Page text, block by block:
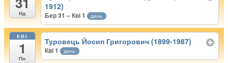
Нд
1912)
Бер 31 – Кві 1 день
КВІ
1
Пн
Туровець Йосип Григорович (1899-1987)
Кві 1 день